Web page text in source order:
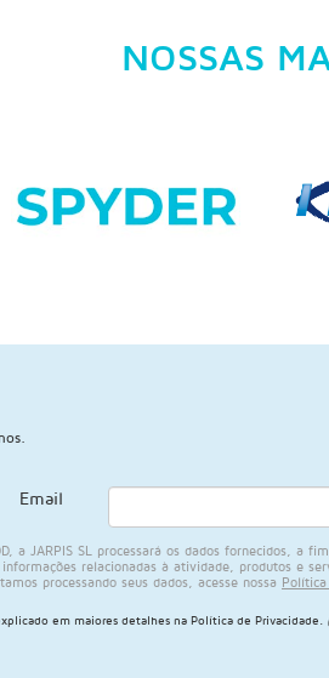
NOSSAS
Email
a JARPIS SL processará os dados fornecidos,
relacionadas à atividade, produtos e
processando seus dados, acesse nossa
em maiores detalhes na Política de Privacidade